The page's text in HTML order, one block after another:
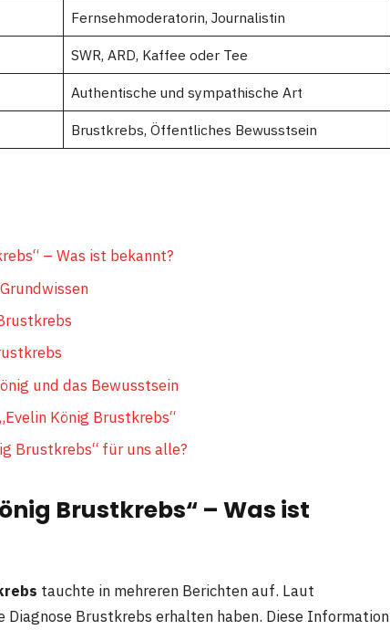
Fernsehmoderatorin, Journalistin
SWR, ARD, Kaffee oder Tee
Authentische und sympathische Art
Brustkrebs, Öffentliches Bewusstsein
– Was ist bekannt?
und das Bewusstsein
König Brustkrebs“
Brustkrebs“ für uns alle?
Brustkrebs“ – Was ist
tauchte in mehreren Berichten auf. Laut
Diagnose Brustkrebs erhalten haben. Diese Information